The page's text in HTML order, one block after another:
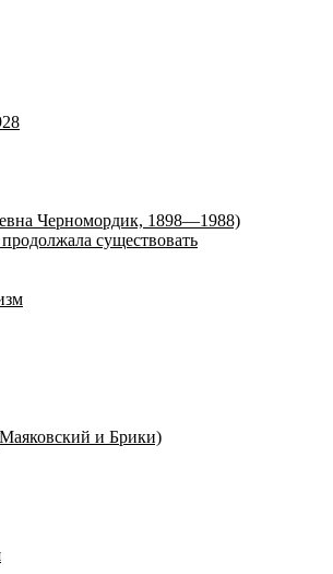
Черномордик, 1898—1988)
существовать
и Брики)